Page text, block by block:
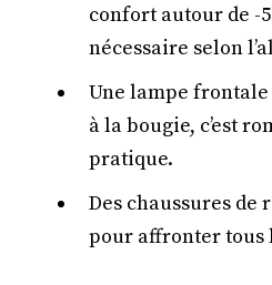
confort autour de -
nécessaire selon
Une lampe frontale
à la bougie, c’est
pratique.
Des chaussures de
pour affronter tous